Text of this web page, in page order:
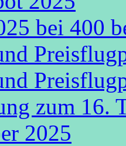
bei 400
zum 16.
2025